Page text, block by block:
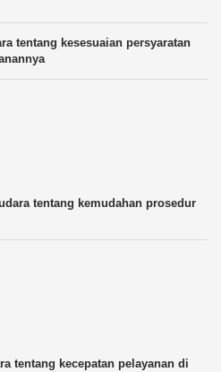
tentang kesesuaian persyaratan
tentang kemudahan prosedur
tentang kecepatan pelayanan di